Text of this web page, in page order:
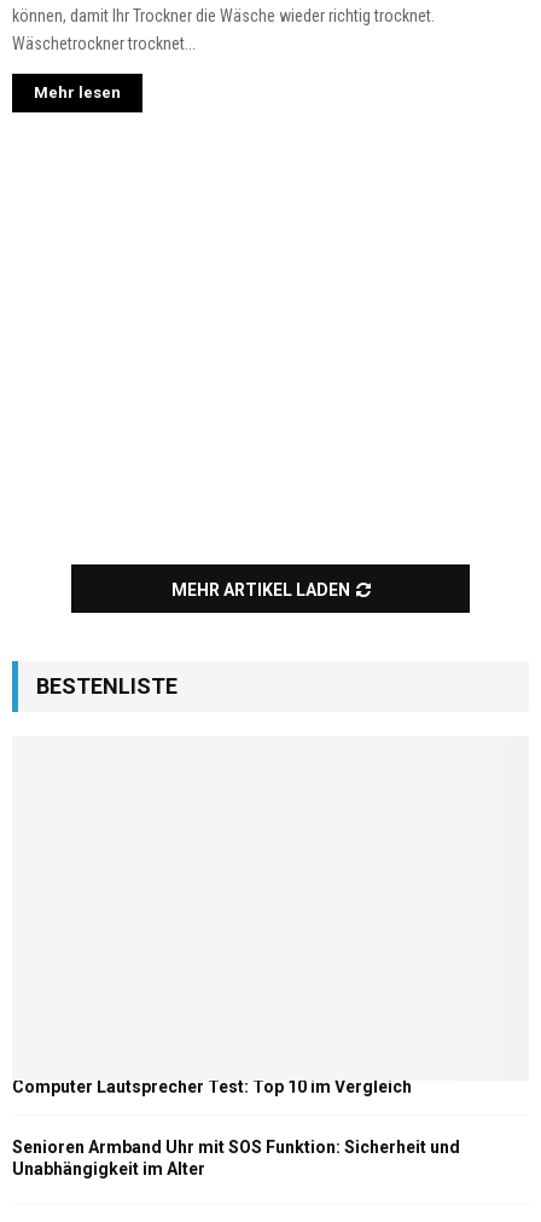
können, damit Ihr Trockner die Wäsche wieder richtig trocknet.
Wäschetrockner trocknet...
Mehr lesen
MEHR ARTIKEL LADEN
BESTENLISTE
Computer Lautsprecher Test: Top 10 im Vergleich
Senioren Armband Uhr mit SOS Funktion: Sicherheit und
Unabhängigkeit im Alter